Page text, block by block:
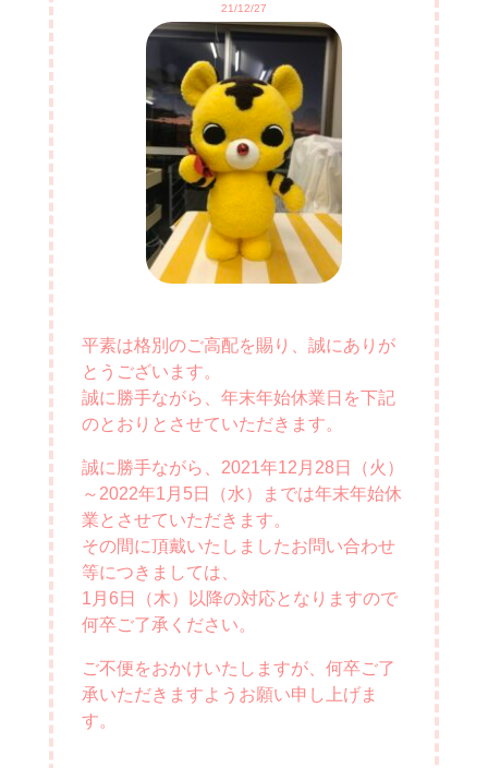
21/12/27
平素は格別のご高配を賜り、誠にありが
とうございます。
誠に勝手ながら、年末年始休業日を下記
のとおりとさせていただきます。
誠に勝手ながら、2021年12月28日（火）
～2022年1月5日（水）までは年末年始休
業とさせていただきます。
その間に頂戴いたしましたお問い合わせ
等につきましては、
1月6日（木）以降の対応となりますので
何卒ご了承ください。
ご不便をおかけいたしますが、何卒ご了
承いただきますようお願い申し上げま
す。